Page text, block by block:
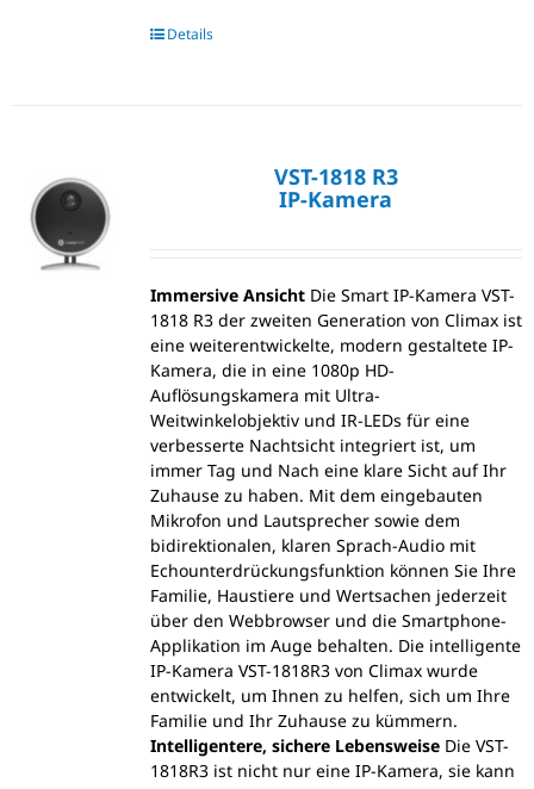
Details
VST-1818 R3
IP-Kamera
Immersive AnsichtDie Smart IP-Kamera VST-
1818 R3 der zweiten Generation von Climax ist
eine weiterentwickelte, modern gestaltete IP-
Kamera, die in eine 1080p HD-
Auflösungskamera mit Ultra-
Weitwinkelobjektiv und IR-LEDs für eine
verbesserte Nachtsicht integriert ist, um
immer Tag und Nach eine klare Sicht auf Ihr
Zuhause zu haben. Mit dem eingebauten
Mikrofon und Lautsprecher sowie dem
bidirektionalen, klaren Sprach-Audio mit
Echounterdrückungsfunktion können Sie Ihre
Familie, Haustiere und Wertsachen jederzeit
über den Webbrowser und die Smartphone-
Applikation im Auge behalten. Die intelligente
IP-Kamera VST-1818R3 von Climax wurde
entwickelt, um Ihnen zu helfen, sich um Ihre
Familie und Ihr Zuhause zu kümmern.
Intelligentere, sichere LebensweiseDie VST-
1818R3 ist nicht nur eine IP-Kamera, sie kann